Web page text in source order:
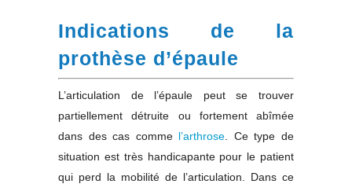
Indications de la
prothèse d’épaule
L’articulation de l’épaule peut se trouver
partiellement détruite ou fortement abîmée
dans des cas comme l’arthrose . Ce type de
situation est très handicapante pour le patient
qui perd la mobilité de l’articulation. Dans ce